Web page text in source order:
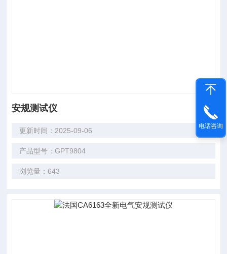
安规测试仪
更新时间：2025-09-06
产品型号：GPT9804
浏览量：643
电话咨询